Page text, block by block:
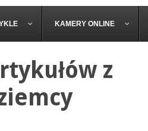
KAMERY ONLINE
z